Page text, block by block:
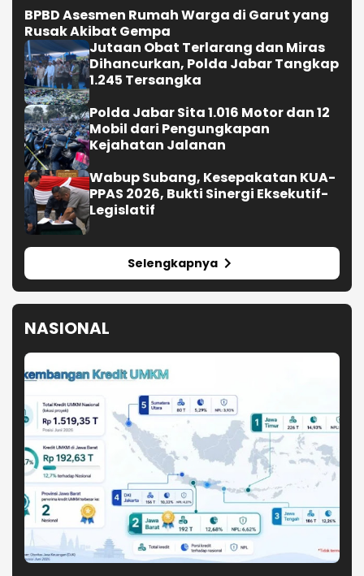
BPBD Asesmen Rumah Warga di Garut yang
Rusak Akibat Gempa
Jutaan Obat Terlarang dan Miras
Dihancurkan, Polda Jabar Tangkap
1.245 Tersangka
Polda Jabar Sita 1.016 Motor dan 12
Mobil dari Pengungkapan
Kejahatan Jalanan
Wabup Subang, Kesepakatan KUA-
PPAS 2026, Bukti Sinergi Eksekutif-
Legislatif
Selengkapnya
NASIONAL